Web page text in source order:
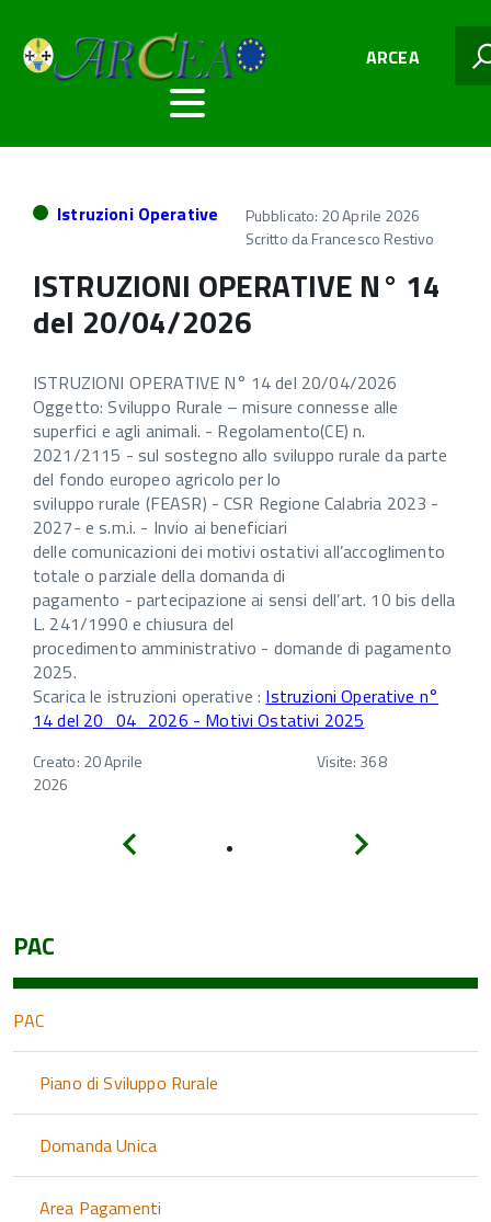
ARCEA
Istruzioni Operative
Pubblicato: 20 Aprile 2026
Scritto daFrancesco Restivo
ISTRUZIONI OPERATIVE N° 14
del 20/04/2026
ISTRUZIONI OPERATIVE N° 14 del 20/04/2026
Oggetto: Sviluppo Rurale – misure connesse alle
superfici e agli animali. - Regolamento(CE) n.
2021/2115 - sul sostegno allo sviluppo rurale da parte
del fondo europeo agricolo per lo
sviluppo rurale (FEASR) - CSR Regione Calabria 2023 -
2027- e s.m.i. - Invio ai beneficiari
delle comunicazioni dei motivi ostativi all’accoglimento
totale o parziale della domanda di
pagamento - partecipazione ai sensi dell’art. 10 bis della
L. 241/1990 e chiusura del
procedimento amministrativo - domande di pagamento
2025.
Scarica le istruzioni operative : Istruzioni Operative n°
14 del 20_04_2026 - Motivi Ostativi 2025
Creato: 20 Aprile
2026
Visite: 368
PAC
PAC
Piano di Sviluppo Rurale
Domanda Unica
Area Pagamenti